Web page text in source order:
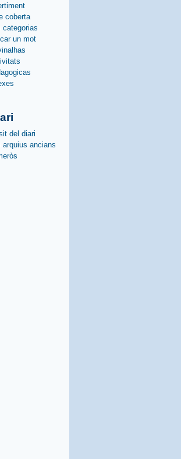
coberta
categorias
un mot
del diari
arquius ancians